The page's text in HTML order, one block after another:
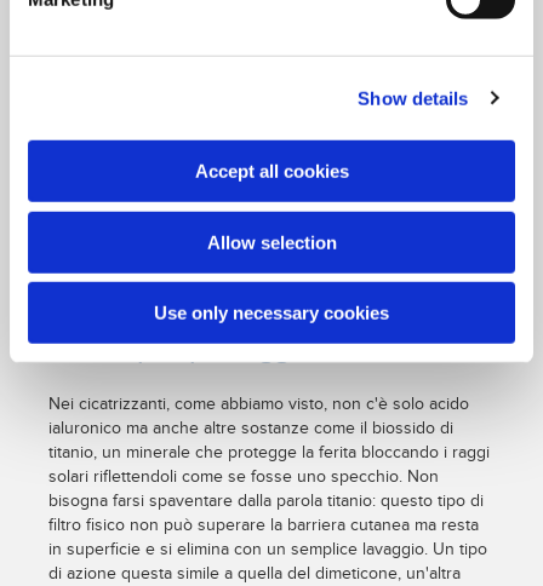
Show details
Accept all cookies
Allow selection
Use only necessary cookies
sangue attivando precocemente un'azione coagulante per
Stop alle perdite d'acqua
Altri componenti utili sono quelli che generano una sorta di
pellicola che protegge la zona interessata da altri contatti
la perdita di acqua. Mantenere un ambiente umido, infatti,
favorisce il processo di cicatrizzazione e di rinascita dei
Argento, dimeticone e biossido di
titanio per proteggere la ferita
Nei cicatrizzanti, come abbiamo visto, non c'è solo acido
ialuronico ma anche altre sostanze come il biossido di
titanio, un minerale che protegge la ferita bloccando i raggi
solari riflettendoli come se fosse uno specchio. Non
bisogna farsi spaventare dalla parola titanio: questo tipo di
filtro fisico non può superare la barriera cutanea ma resta
in superficie e si elimina con un semplice lavaggio. Un tipo
di azione questa simile a quella del dimeticone, un'altra